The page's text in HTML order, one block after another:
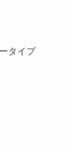
タイプ